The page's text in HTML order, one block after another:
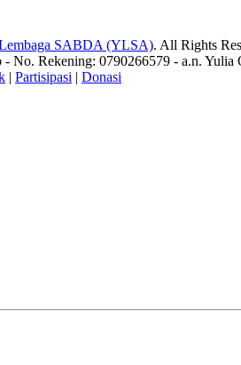
SABDA (YLSA). All Rights
No. Rekening: 0790266579 - a.n. Yulia
| Partisipasi | Donasi